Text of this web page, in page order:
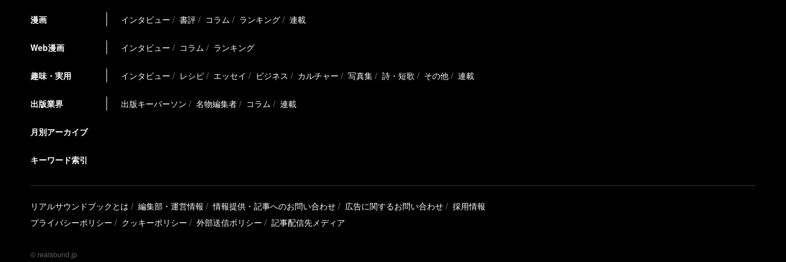
漫画 インタビュー 書評 コラム ランキング 連載
Web漫画 インタビュー コラム ランキング
趣味・実用 インタビュー レシピ エッセイ ビジネス カルチャー 写真集 詩・短歌 その他 連載
出版業界 出版キーパーソン 名物編集者 コラム 連載
月別アーカイブ
キーワード索引
リアルサウンドブックとは 編集部・運営情報 情報提供・記事へのお問い合わせ 広告に関するお問い合わせ
採用情報
プライバシーポリシー
クッキーポリシー 外部送信ポリシー 記事配信先メディア
© realsound.jp